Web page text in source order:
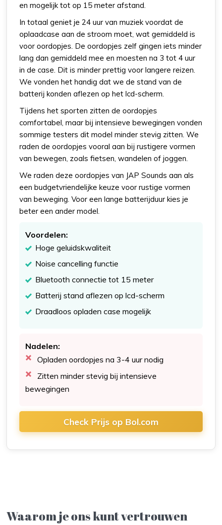
en mogelijk tot op 15 meter afstand.
In totaal geniet je 24 uur van muziek voordat de
oplaadcase aan de stroom moet, wat gemiddeld is
voor oordopjes. De oordopjes zelf gingen iets minder
lang dan gemiddeld mee en moesten na 3 tot 4 uur
in de case. Dit is minder prettig voor langere reizen.
We vonden het handig dat we de stand van de
batterij konden aflezen op het lcd-scherm.
Tijdens het sporten zitten de oordopjes
comfortabel, maar bij intensieve bewegingen vonden
sommige testers dit model minder stevig zitten. We
raden de oordopjes vooral aan bij rustigere vormen
van bewegen, zoals fietsen, wandelen of joggen.
We raden deze oordopjes van JAP Sounds aan als
een budgetvriendelijke keuze voor rustige vormen
van beweging. Voor een lange batterijduur kies je
beter een ander model.
Voordelen:
Hoge geluidskwaliteit
Noise cancelling functie
Bluetooth connectie tot 15 meter
Batterij stand aflezen op lcd-scherm
Draadloos opladen case mogelijk
Nadelen:
Opladen oordopjes na 3-4 uur nodig
Zitten minder stevig bij intensieve
bewegingen
Check Prijs op Bol.com
Waarom je ons kunt vertrouwen